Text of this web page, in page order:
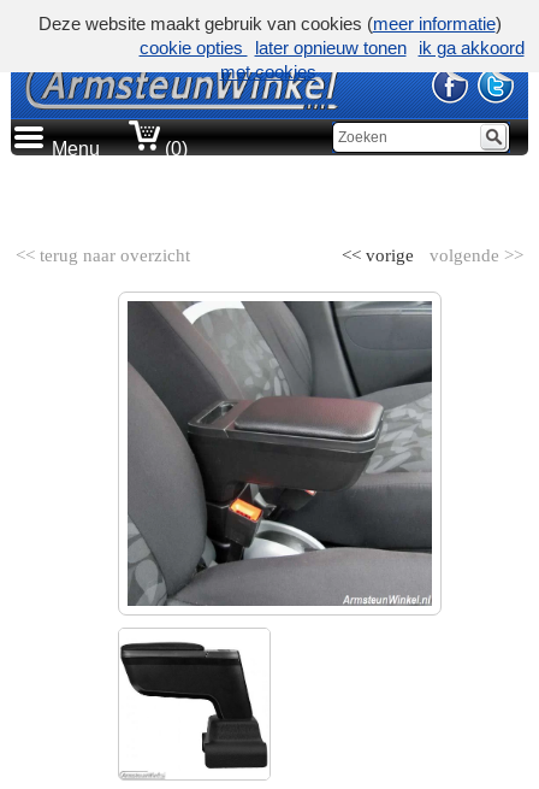
Menu (0)
<< terug naar overzicht volgende >>
<< vorige
Deze website maakt gebruik van cookies (meer informatie)
cookie opties
later opnieuw tonen
ik ga akkoord
met cookies